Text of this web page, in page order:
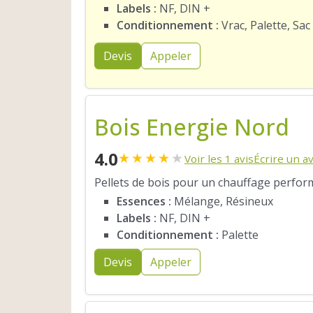
Labels : NF, DIN +
Conditionnement : Vrac, Palette, Sac
Devis
Appeler
Bois Energie Nord
4.0★★★★★ Voir les 1 avisÉcrire un
Pellets de bois pour un chauffage
Essences : Mélange, Résineux
Labels : NF, DIN +
Conditionnement : Palette
Devis
Appeler